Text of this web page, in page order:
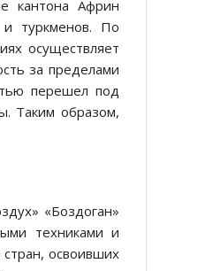
кантона Африн
туркменов. По
осуществляет
за пределами
перешел под
Таким образом,
«Боздоган»
техниками и
стран, освоивших